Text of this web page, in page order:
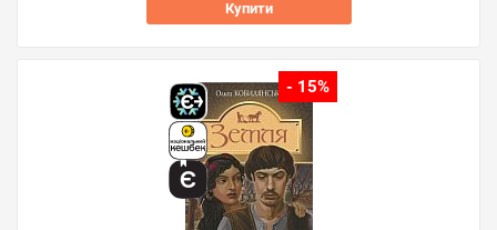
Купити
- 15%